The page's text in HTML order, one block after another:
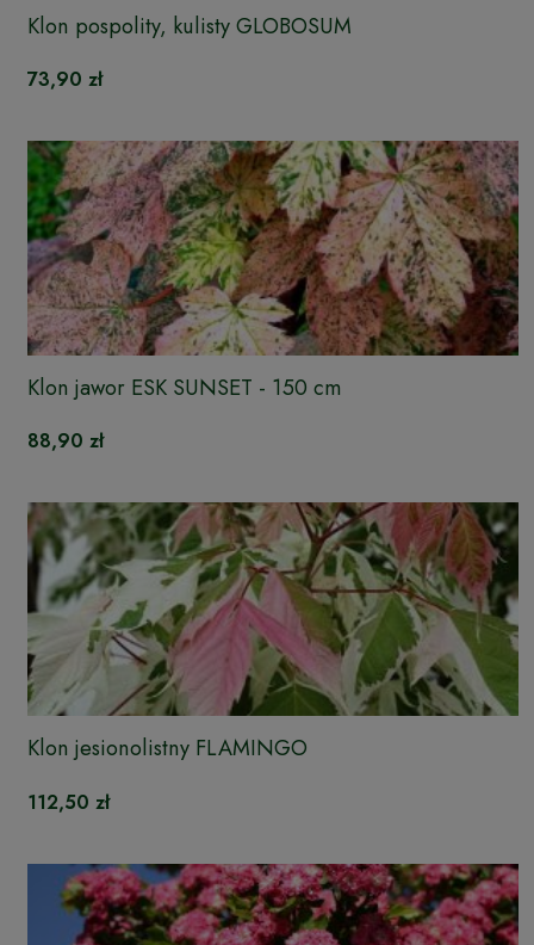
Klon pospolity, kulisty GLOBOSUM
73,90 zł
Klon jawor ESK SUNSET - 150 cm
88,90 zł
Klon jesionolistny FLAMINGO
112,50 zł